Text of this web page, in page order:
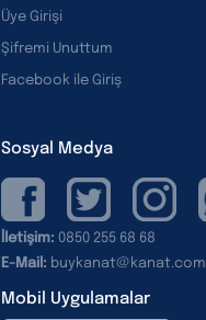
Üye Girişi
Şifremi Unuttum
Facebook ile Giriş
Sosyal Medya
İletişim: 0850 255 68 68
E-Mail: buykanat@kanat.com
Mobil Uygulamalar